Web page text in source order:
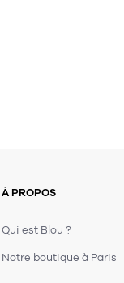
À PROPOS
Qui est Blou ?
Notre boutique à Paris